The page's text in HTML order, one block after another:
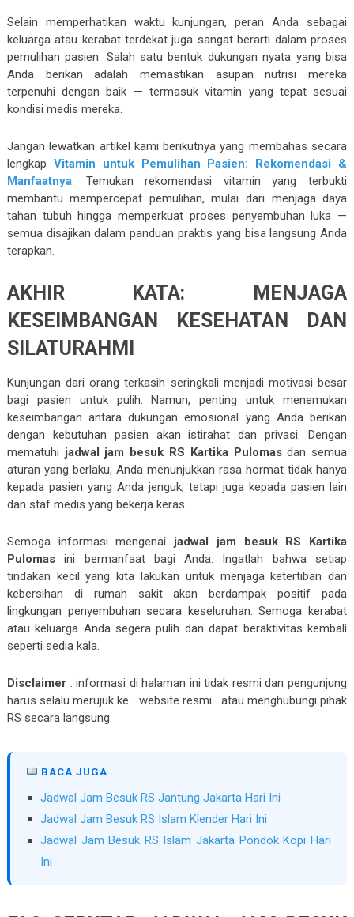
Selain memperhatikan waktu kunjungan, peran Anda sebagai
keluarga atau kerabat terdekat juga sangat berarti dalam proses
pemulihan pasien. Salah satu bentuk dukungan nyata yang bisa
Anda berikan adalah memastikan asupan nutrisi mereka
terpenuhi dengan baik — termasuk vitamin yang tepat sesuai
kondisi medis mereka.
Jangan lewatkan artikel kami berikutnya yang membahas secara
lengkap Vitamin untuk Pemulihan Pasien: Rekomendasi &
Manfaatnya. Temukan rekomendasi vitamin yang terbukti
membantu mempercepat pemulihan, mulai dari menjaga daya
tahan tubuh hingga memperkuat proses penyembuhan luka —
semua disajikan dalam panduan praktis yang bisa langsung Anda
terapkan.
AKHIR KATA: MENJAGA
KESEIMBANGAN KESEHATAN DAN
SILATURAHMI
Kunjungan dari orang terkasih seringkali menjadi motivasi besar
bagi pasien untuk pulih. Namun, penting untuk menemukan
keseimbangan antara dukungan emosional yang Anda berikan
dengan kebutuhan pasien akan istirahat dan privasi. Dengan
mematuhi jadwal jam besuk RS Kartika Pulomasdan semua
aturan yang berlaku, Anda menunjukkan rasa hormat tidak hanya
kepada pasien yang Anda jenguk, tetapi juga kepada pasien lain
dan staf medis yang bekerja keras.
Semoga informasi mengenai jadwal jam besuk RS Kartika
Pulomasini bermanfaat bagi Anda. Ingatlah bahwa setiap
tindakan kecil yang kita lakukan untuk menjaga ketertiban dan
kebersihan di rumah sakit akan berdampak positif pada
lingkungan penyembuhan secara keseluruhan. Semoga kerabat
atau keluarga Anda segera pulih dan dapat beraktivitas kembali
seperti sedia kala.
Disclaimer:informasi di halaman ini tidak resmi dan pengunjung
harus selalu merujuk ke
website resmi
atau menghubungi pihak
RS secara langsung.
BACA JUGA
Jadwal Jam Besuk RS Jantung Jakarta Hari Ini
Jadwal Jam Besuk RS Islam Klender Hari Ini
Jadwal Jam Besuk RS Islam Jakarta Pondok Kopi Hari
Ini